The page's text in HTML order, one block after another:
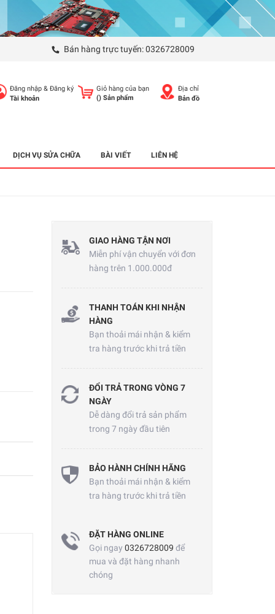
Bán hàng trực tuyến:0326728009
Đăng nhập & Đăng ký
Tài khoản
Giỏ hàng của bạn
() Sản phẩm
Địa chỉ
Bản đồ
DỊCH VỤ SỬA CHỮA BÀI VIẾT LIÊN HỆ
GIAO HÀNG TẬN NƠI
Miễn phí vận chuyển với đơn
hàng trên 1.000.000đ
THANH TOÁN KHI NHẬN
HÀNG
Bạn thoải mái nhận & kiểm
tra hàng trước khi trả tiền
ĐỔI TRẢ TRONG VÒNG 7
NGÀY
Dễ dàng đổi trả sản phẩm
trong 7 ngày đầu tiên
BẢO HÀNH CHÍNH HÃNG
Bạn thoải mái nhận & kiểm
tra hàng trước khi trả tiền
ĐẶT HÀNG ONLINE
Gọi ngay 0326728009 để
mua và đặt hàng nhanh
chóng